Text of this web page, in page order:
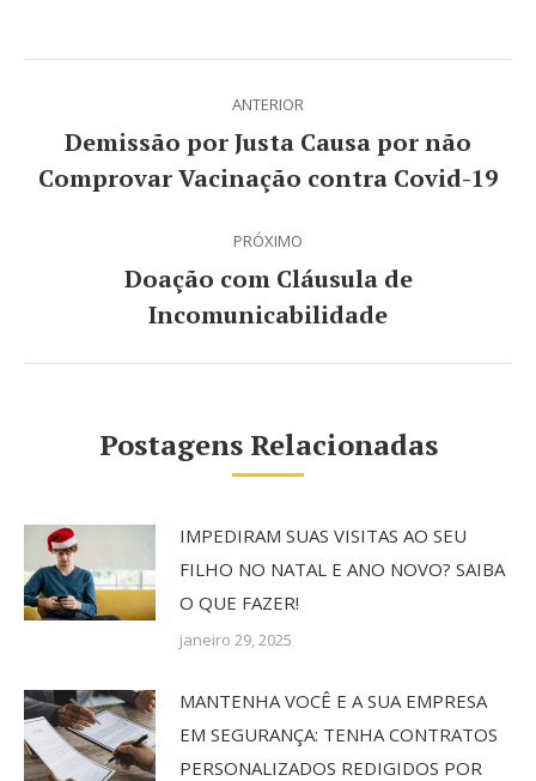
post:
ANTERIOR
Post
anterior:
Demissão por Justa Causa por não
Comprovar Vacinação contra Covid-19
PRÓXIMO
Próximo
post:
Doação com Cláusula de
Incomunicabilidade
Postagens Relacionadas
IMPEDIRAM SUAS VISITAS AO SEU
FILHO NO NATAL E ANO NOVO? SAIBA
O QUE FAZER!
janeiro 29, 2025
MANTENHA VOCÊ E A SUA EMPRESA
EM SEGURANÇA: TENHA CONTRATOS
PERSONALIZADOS REDIGIDOS POR